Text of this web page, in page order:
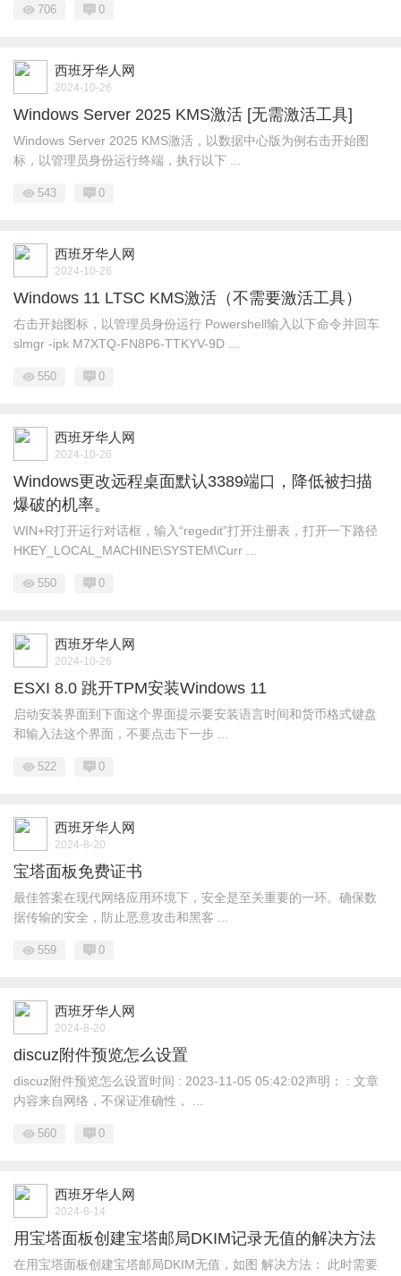
706 0
西班牙华人网
2024-10-26
Windows Server 2025 KMS激活 [无需激活工具]
Windows Server 2025 KMS激活，以数据中心版为例右击开始图
标，以管理员身份运行终端，执行以下 ...
543 0
西班牙华人网
2024-10-26
Windows 11 LTSC KMS激活（不需要激活工具）
右击开始图标，以管理员身份运行 Powershell输入以下命令并回车
slmgr -ipk M7XTQ-FN8P6-TTKYV-9D ...
550 0
西班牙华人网
2024-10-26
Windows更改远程桌面默认3389端口，降低被扫描
爆破的机率。
WIN+R打开运行对话框，输入“regedit”打开注册表，打开一下路径
HKEY_LOCAL_MACHINE\SYSTEM\Curr ...
550 0
西班牙华人网
2024-10-26
ESXI 8.0 跳开TPM安装Windows 11
启动安装界面到下面这个界面提示要安装语言时间和货币格式键盘
和输入法这个界面，不要点击下一步 ...
522 0
西班牙华人网
2024-8-20
宝塔面板免费证书
最佳答案在现代网络应用环境下，安全是至关重要的一环。确保数
据传输的安全，防止恶意攻击和黑客 ...
559 0
西班牙华人网
2024-8-20
discuz附件预览怎么设置
discuz附件预览怎么设置时间 : 2023-11-05 05:42:02声明： : 文章
内容来自网络，不保证准确性， ...
560 0
西班牙华人网
2024-8-14
用宝塔面板创建宝塔邮局DKIM记录无值的解决方法
在用宝塔面板创建宝塔邮局DKIM无值，如图 解决方法： 此时需要